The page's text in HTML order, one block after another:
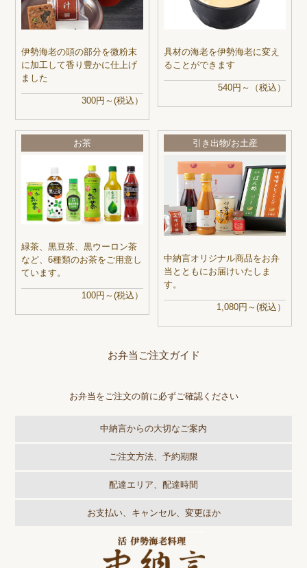
伊勢海老の頭の部分を微粉末
に加工して香り豊かに仕上げ
ました
300円～(税込）
具材の海老を伊勢海老に変え
ることができます
540円～（税込）
お茶
緑茶、黒豆茶、黒ウーロン茶
など、6種類のお茶をご用意し
ています。
100円～(税込）
引き出物/お土産
中納言オリジナル商品をお弁
当とともにお届けいたしま
す。
1,080円～(税込）
お弁当ご注文ガイド
お弁当をご注文の前に必ずご確認ください
中納言からの大切なご案内
ご注文方法、予約期限
配達エリア、配達時間
お支払い、キャンセル、変更ほか